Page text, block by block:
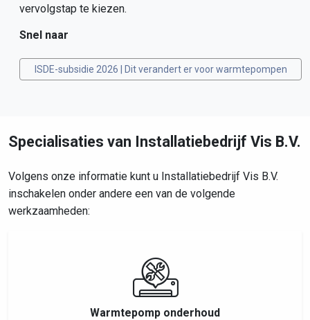
vervolgstap te kiezen.
Snel naar
ISDE-subsidie 2026 | Dit verandert er voor warmtepompen
Specialisaties van Installatiebedrijf Vis B.V.
Volgens onze informatie kunt u Installatiebedrijf Vis B.V.
inschakelen onder andere een van de volgende
werkzaamheden:
Warmtepomp onderhoud